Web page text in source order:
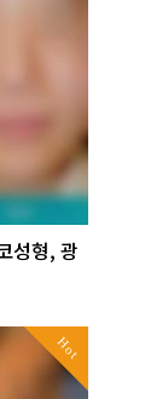
성형, 광
Hot